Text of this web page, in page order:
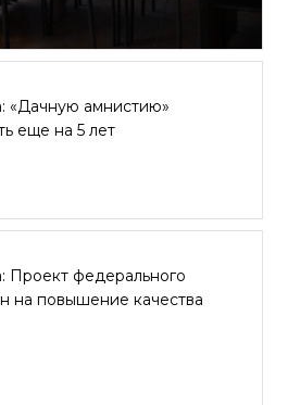
«Дачную амнистию»
еще на 5 лет
Проект федерального
на повышение качества